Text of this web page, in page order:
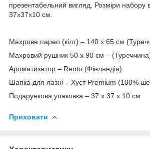
презентабельний вигляд. Розміри набору
37х37х10 см.
Махрове парео (кілт) – 140 х 65 см
Махровий рушник 50 х 90 см –
Ароматизатор – Rento (Фінляндія)
Шапка для лазні – Хуст Premium (100%
Подарункова упаковка – 37 х 37 х 10 см
Приховати